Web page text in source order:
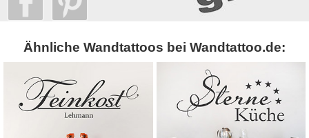
Ähnliche Wandtattoos bei Wandtattoo.de: